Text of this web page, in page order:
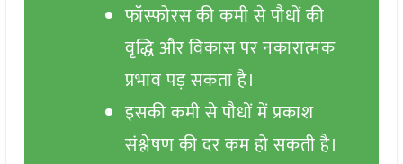
फॉस्फोरस की कमी से पौधों की
वृद्धि और विकास पर नकारात्मक
प्रभाव पड़ सकता है।
इसकी कमी से पौधों में प्रकाश
संश्लेषण की दर कम हो सकती है।